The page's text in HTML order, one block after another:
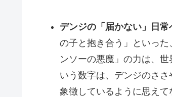
デンジの「届かない」日常
の子と抱き合う」といっ
ンソーの悪魔」の力は、
いう数字は、デンジのさ
象徴しているように思えて